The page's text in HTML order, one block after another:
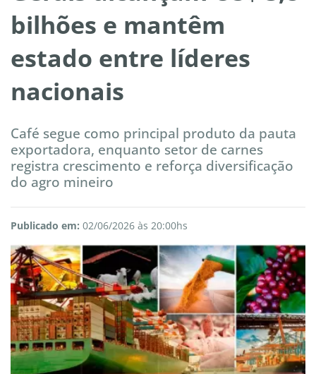
bilhões e mantêm
estado entre líderes
nacionais
Café segue como principal produto da pauta
exportadora, enquanto setor de carnes
registra crescimento e reforça diversificação
do agro mineiro
Publicado em: 02/06/2026 às 20:00hs